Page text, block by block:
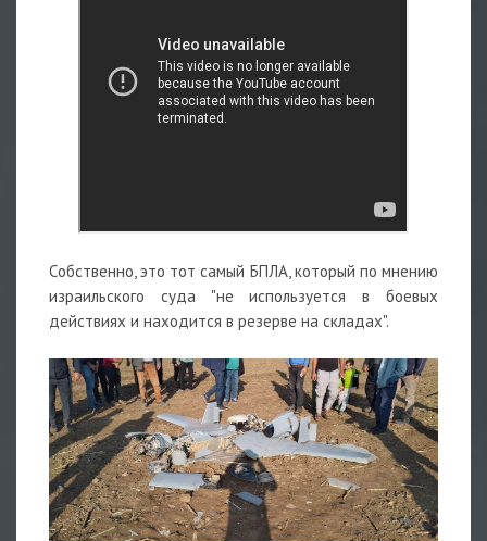
Собственно, это тот самый БПЛА, который по мнению
израильского суда "не используется в боевых
действиях и находится в резерве на складах".